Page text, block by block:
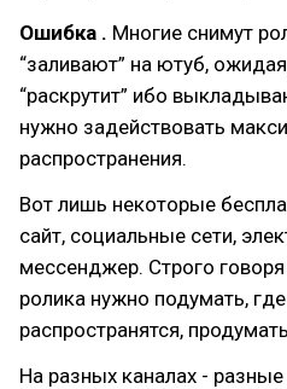
Ошибка . Многие снимут
“заливают” на ютуб,
“раскрутит” ибо
нужно задействовать
распространения.
Вот лишь некоторые
сайт, социальные сети,
мессенджер. Строго
ролика нужно подумать,
распространятся,
На разных каналах -